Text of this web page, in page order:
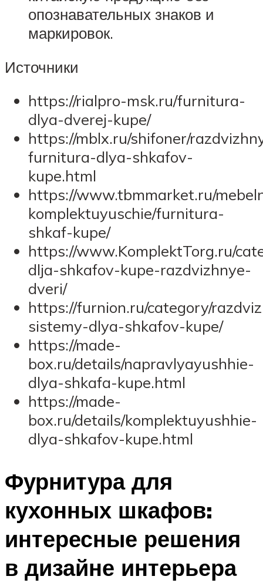
опознавательных знаков и
маркировок.
Источники
https://rialpro-msk.ru/furnitura-
dlya-dverej-kupe/
https://mblx.ru/shifoner/
furnitura-dlya-shkafov-
kupe.html
https://www.tbmmarket.ru/
komplektuyuschie/furnitura-
shkaf-kupe/
https://www.KomplektTorg.ru/
dlja-shkafov-kupe-razdvizhnye-
dveri/
https://furnion.ru/category/
sistemy-dlya-shkafov-kupe/
https://made-
box.ru/details/napravlyayushhie-
dlya-shkafa-kupe.html
https://made-
box.ru/details/komplektuyushhie-
dlya-shkafov-kupe.html
Фурнитура для
кухонных шкафов:
интересные решения
в дизайне интерьера